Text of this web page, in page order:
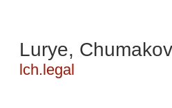
Lurye,
lch.legal